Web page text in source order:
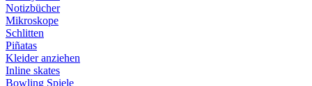
Notizbücher
Mikroskope
Schlitten
Piñatas
Kleider anziehen
Inline skates
Bowling Spiele